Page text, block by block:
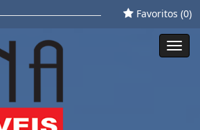
Favoritos (0)